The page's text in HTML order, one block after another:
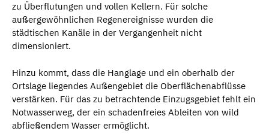
zu Überflutungen und vollen Kellern. Für solche
außergewöhnlichen Regenereignisse wurden die
städtischen Kanäle in der Vergangenheit nicht
dimensioniert.
Hinzu kommt, dass die Hanglage und ein oberhalb der
Ortslage liegendes Außengebiet die Oberflächenabflüsse
verstärken. Für das zu betrachtende Einzugsgebiet fehlt ein
Notwasserweg, der ein schadenfreies Ableiten von wild
abfließendem Wasser ermöglicht.